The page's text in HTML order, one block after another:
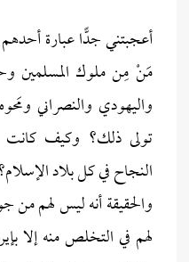
أعجبتني جدًّا عبارة
مَنْ مِن ملوك المسلمين
واليهودي والنصراني
تولى ذلك؟ وكيف كانت
النجاح في كل بلاد
والحقيقة أنه ليس لهم من
لهم في التخلص منه إلا